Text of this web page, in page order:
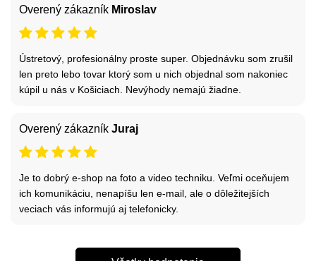
Overený zákazník Miroslav
Ústretový, profesionálny proste super. Objednávku som zrušil
len preto lebo tovar ktorý som u nich objednal som nakoniec
kúpil u nás v Košiciach. Nevýhody nemajú žiadne.
Overený zákazník Juraj
Je to dobrý e-shop na foto a video techniku. Veľmi oceňujem
ich komunikáciu, nenapíšu len e-mail, ale o dôležitejších
veciach vás informujú aj telefonicky.